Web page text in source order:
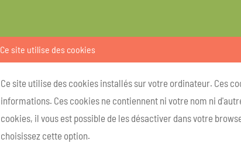
Ce site utilise des cookies
Ce site utilise des cookies installés sur votre ordinateur. Ces
informations. Ces cookies ne contiennent ni votre nom ni
cookies, il vous est possible de les désactiver dans votre
choisissez cette option.